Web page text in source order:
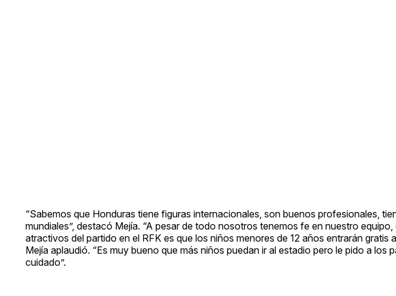
“Sabemos que Honduras tiene figuras internacionales, son buenos profesionales,
mundiales”, destacó Mejía. “A pesar de todo nosotros tenemos fe en nuestro
atractivos del partido en el RFK es que los niños menores de 12 años entrarán
Mejía aplaudió. “Es muy bueno que más niños puedan ir al estadio pero le pido a los
cuidado”.